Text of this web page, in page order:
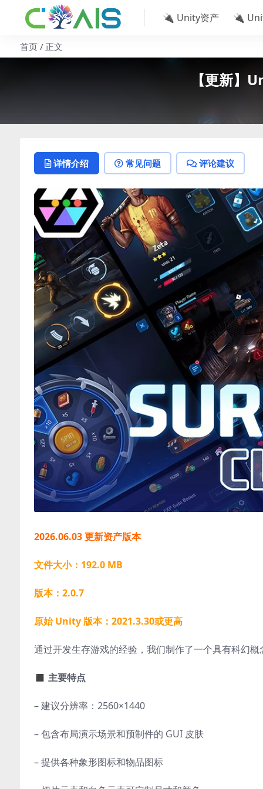
🔌 Unity资产 🔌
首页 正文
【更新】
详情介绍 常见问题 评论建议
2026.06.03 更新资产版本
文件大小：192.0 MB
版本：2.0.7
原始 Unity 版本：2021.3.30或更高
通过开发生存游戏的经验，我们制作了一个具有科幻
◼ 主要特点
– 建议分辨率：2560×1440
– 包含布局演示场景和预制件的 GUI 皮肤
– 提供各种象形图标和物品图标